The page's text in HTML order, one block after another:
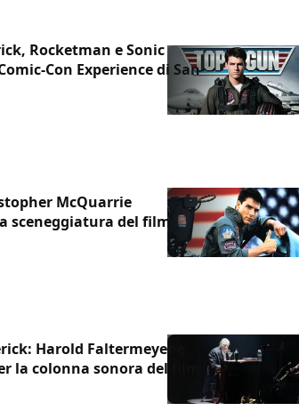
Rocketman e Sonic
Con Experience di San
McQuarrie
sceneggiatura del film
Harold Faltermeyer e
la colonna sonora del film